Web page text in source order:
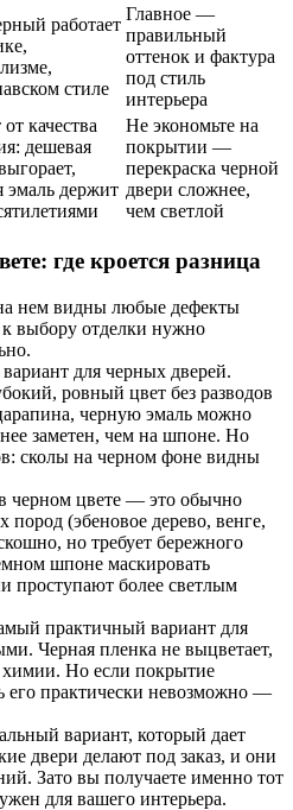
работает
стиле
Главное —
правильный
оттенок и фактура
под стиль
интерьера
качества
дешевая
эмаль держит
Не экономьте на
покрытии —
перекраска черной
двери сложнее,
чем светлой
где кроется разница
нем видны любые дефекты
выбору отделки нужно
для черных дверей.
ровный цвет без разводов
черную эмаль можно
заметен, чем на шпоне. Но
сколы на черном фоне видны
черном цвете — это обычно
(эбеновое дерево, венге,
но требует бережного
шпоне маскировать
проступают более светлым
практичный вариант для
Черная пленка не выцветает,
химии. Но если покрытие
его практически невозможно —
вариант, который дает
двери делают под заказ, и они
Зато вы получаете именно тот
для вашего интерьера.